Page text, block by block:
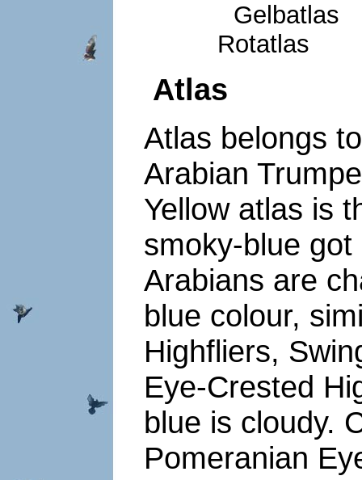
Atlas
Atlas belongs
Arabian
Yellow atlas is
smoky-blue
Arabians are
blue colour,
Highfliers,
Eye-Crested
blue is cloudy.
Pomeranian